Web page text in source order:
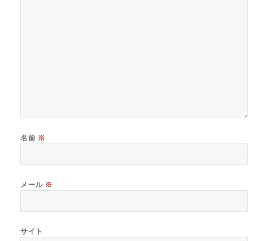
名前 ※
メール ※
サイト